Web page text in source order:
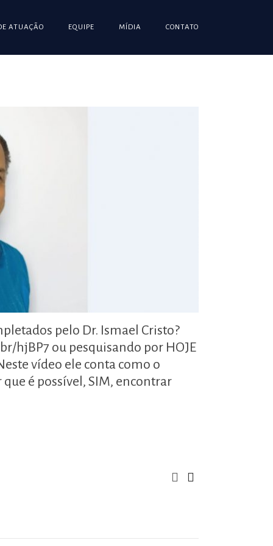
ATUAÇÃO EQUIPE MÍDIA CONTATO
pelo Dr. Ismael Cristo?
hjBP7 ou pesquisando por HOJE
vídeo ele conta como o
é possível, SIM, encontrar